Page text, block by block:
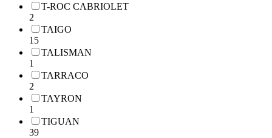
T-ROC CABRIOLET
2
TAIGO
15
TALISMAN
1
TARRACO
2
TAYRON
1
TIGUAN
39